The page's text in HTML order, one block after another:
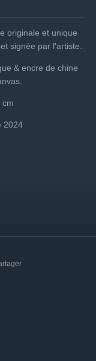
originale et unique
signée par l'artiste.
& encre de chine
cm
2024